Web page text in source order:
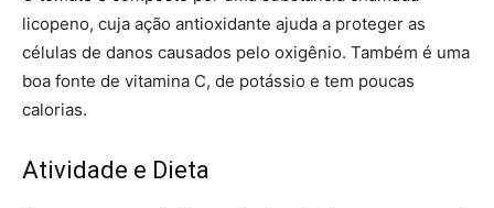
licopeno, cuja ação antioxidante ajuda a proteger as
células de danos causados pelo oxigênio. Também é uma
boa fonte de vitamina C, de potássio e tem poucas
calorias.
Atividade e Dieta